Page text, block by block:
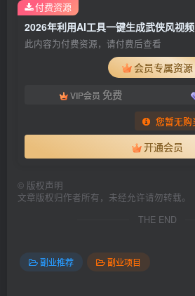
此内容为付费资源，请付费后查看
会员专属资源
VIP会员 免费
您暂无购
开通会员
付费资源
© 版权声明
文章版权归作者所有，未经允许请勿转载。
THE END
副业推荐 副业项目